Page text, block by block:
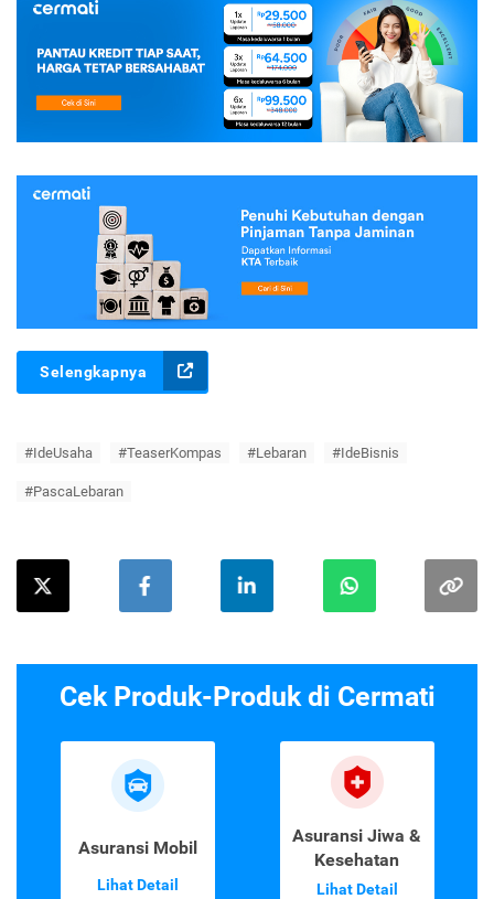
Selengkapnya
#IdeUsaha #TeaserKompas #Lebaran #IdeBisnis
#PascaLebaran
Cek Produk-Produk di Cermati
Asuransi Mobil
Lihat Detail
Asuransi Jiwa &
Kesehatan
Lihat Detail